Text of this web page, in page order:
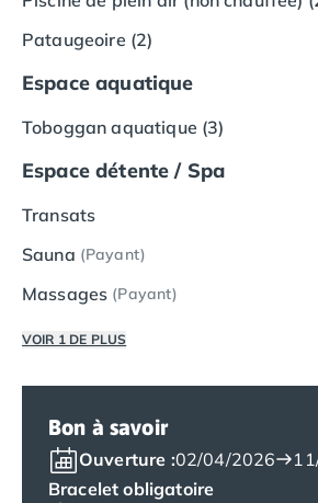
Camping Lot-et-Garonne
Camping Tarn
Camping Nord-Pas-de-Calais
Camping Berck
Camping Boulogne-sur-Mer
Camping Le Portel
Camping Le Touquet
Camping Pays de la Loire
Camping Loire-Atlantique
Camping La Baule-Escoublac
Camping Pornic
Camping Pornichet
Camping Saint Nazaire
Pataugeoire (2)
Espace aquatique
Toboggan aquatique (3)
Espace détente / Spa
Transats
Sauna (Payant)
Massages (Payant)
VOIR 1 DE PLUS
Bon à savoir
Ouverture :02/04/2026
Bracelet obligatoire